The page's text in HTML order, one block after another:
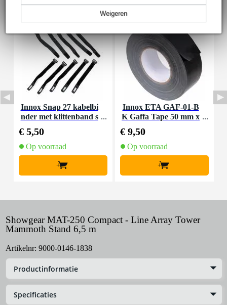
Weigeren
Innox Snap 27 kabelbi
nder met klittenband s
€ 5,50
Op voorraad
+
Innox ETA GAF-01-B
K Gaffa Tape 50 mm x
€ 9,50
Op voorraad
+
Showgear MAT-250 Compact - Line Array Tower
Mammoth Stand 6,5 m
Artikelnr: 9000-0146-1838
Productinformatie
Specificaties